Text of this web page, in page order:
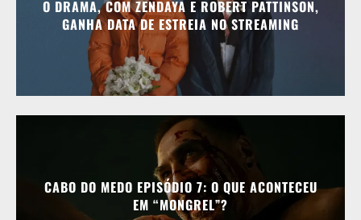
O DRAMA, COM ZENDAYA E ROBERT PATTINSON,
GANHA DATA DE ESTREIA NO STREAMING
CABO DO MEDO EPISÓDIO 7: O QUE ACONTECEU
EM “MONGREL”?